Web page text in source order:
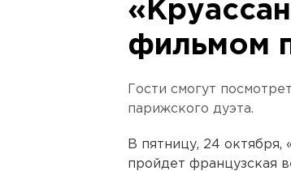
фильмом
Гости смогут
парижского дуэта.
В пятницу, 24
пройдет французская